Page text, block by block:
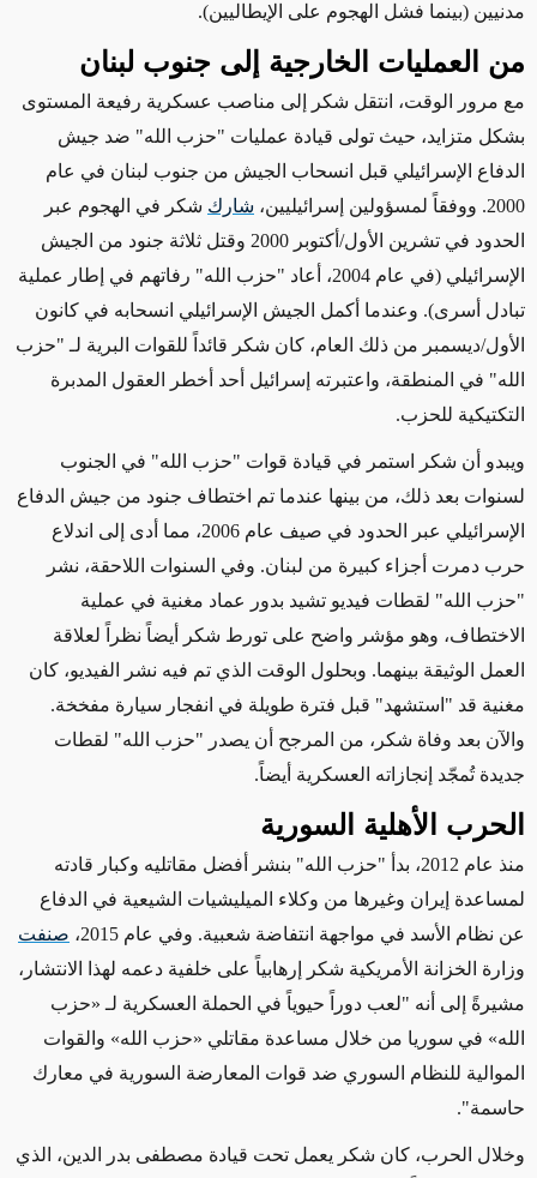
مدنيين (بينما فشل الهجوم على الإيطاليين).
من العمليات الخارجية إلى جنوب لبنان
مع مرور الوقت، انتقل شكر إلى مناصب عسكرية رفيعة المستوى
بشكل متزايد، حيث تولى قيادة عمليات "حزب الله" ضد جيش
الدفاع الإسرائيلي قبل انسحاب الجيش من جنوب لبنان في عام
2000. ووفقاً
لمسؤولين إسرائيليين، شارك شكر في الهجوم عبر
الحدود في تشرين الأول/أكتوبر 2000 وقتل ثلاثة جنود من الجيش
الإسرائيلي (في عام 2004، أعاد "حزب الله" رفاتهم في إطار عملية
تبادل أسرى). وعندما أكمل الجيش الإسرائيلي انسحابه في كانون
الأول/ديسمبر من ذلك العام، كان شكر قائداً للقوات البرية لـ "حزب
الله" في المنطقة، واعتبرته إسرائيل أحد أخطر العقول المدبرة
التكتيكية للحزب.
ويبدو أن شكر استمر في قيادة قوات "حزب الله" في الجنوب
لسنوات بعد ذلك، من بينها عندما تم اختطاف جنود من جيش الدفاع
الإسرائيلي عبر الحدود في صيف عام 2006، مما أدى إلى اندلاع
حرب دمرت أجزاء كبيرة من لبنان. وفي السنوات اللاحقة، نشر
"حزب الله" لقطات فيديو تشيد بدور عماد مغنية في عملية
الاختطاف، وهو مؤشر واضح على تورط شكر أيضاً نظراً لعلاقة
العمل الوثيقة بينهما. وبحلول الوقت الذي تم فيه نشر الفيديو، كان
مغنية قد "استشهد" قبل فترة طويلة في انفجار سيارة مفخخة.
والآن بعد وفاة شكر، من المرجح أن يصدر "حزب الله" لقطات
جديدة تُمجّد إنجازاته العسكرية أيضاً.
الحرب الأهلية السورية
منذ عام 2012، بدأ "حزب الله" بنشر أفضل مقاتليه وكبار قادته
لمساعدة إيران وغيرها من وكلاء الميليشيات الشيعية في الدفاع
عن نظام الأسد في مواجهة انتفاضة شعبية. وفي عام 2015،
صنفت
وزارة الخزانة الأمريكية شكر إرهابياً على خلفية دعمه لهذا الانتشار،
مشيرةً إلى أنه "لعب دوراً حيوياً في الحملة العسكرية لـ «حزب
الله» في سوريا من خلال مساعدة مقاتلي «حزب الله» والقوات
الموالية للنظام السوري ضد قوات المعارضة السورية في معارك
حاسمة".
وخلال الحرب، كان شكر يعمل تحت قيادة مصطفى بدر الدين، الذي